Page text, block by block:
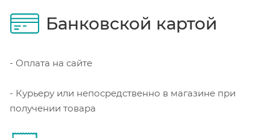
Банковской картой
- Оплата на сайте
- Курьеру или непосредственно в магазине при
получении товара